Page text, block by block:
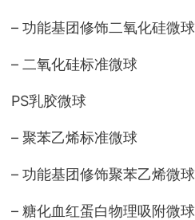
– 功能基团修饰二氧化硅微球
– 二氧化硅标准微球
PS乳胶微球
– 聚苯乙烯标准微球
– 功能基团修饰聚苯乙烯微球
– 糖化血红蛋白物理吸附微球